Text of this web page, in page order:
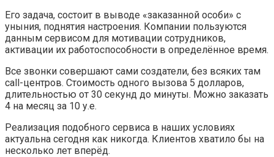
Его задача, состоит в выводе «заказанной особи» с
уныния, поднятия настроения. Компании пользуются
данным сервисом для мотивации сотрудников,
активации их работоспособности в определённое время.
Все звонки совершают сами создатели, без всяких там
call-центров. Стоимость одного вызова 5 долларов,
длительностью от 30 секунд до минуты. Можно заказать
4 на месяц за 10 у.е.
Реализация подобного сервиса в наших условиях
актуальна сегодня как никогда. Клиентов хватило бы на
несколько лет вперёд.